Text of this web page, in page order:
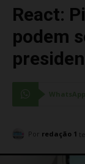
React:
podem
Por redação 1